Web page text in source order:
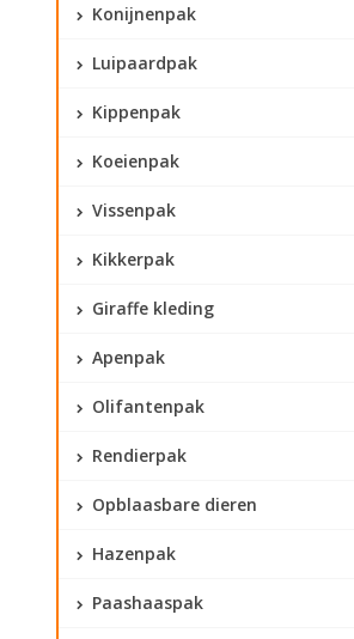
Konijnenpak
Luipaardpak
Kippenpak
Koeienpak
Vissenpak
Kikkerpak
Giraffe kleding
Apenpak
Olifantenpak
Rendierpak
Opblaasbare dieren
Hazenpak
Paashaaspak